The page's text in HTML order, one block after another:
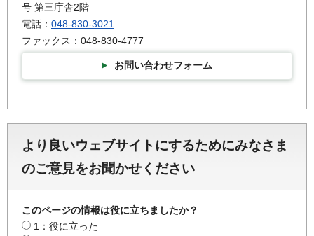
号 第三庁舎2階
電話： 048-830-3021
ファックス：048-830-4777
お問い合わせフォーム
より良いウェブサイトにするためにみなさま
のご意見をお聞かせください
このページの情報は役に立ちましたか？
1：役に立った